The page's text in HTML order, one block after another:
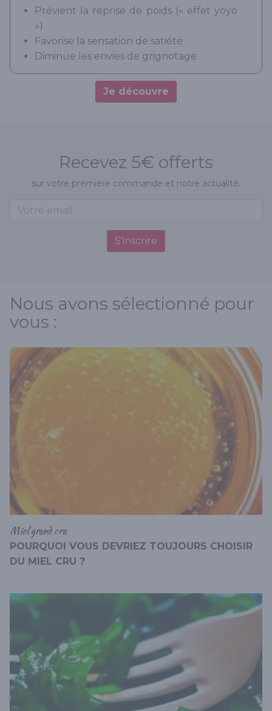
Prévient la reprise de poids (« effet yoyo
»)
Favorise la sensation de satiété
Diminue les envies de grignotage
Je découvre
Recevez 5€ offerts
sur votre première commande et notre actualité.
S'inscrire
Nous avons sélectionné pour
vous :
Miel grand cru
POURQUOI VOUS DEVRIEZ TOUJOURS CHOISIR
DU MIEL CRU ?